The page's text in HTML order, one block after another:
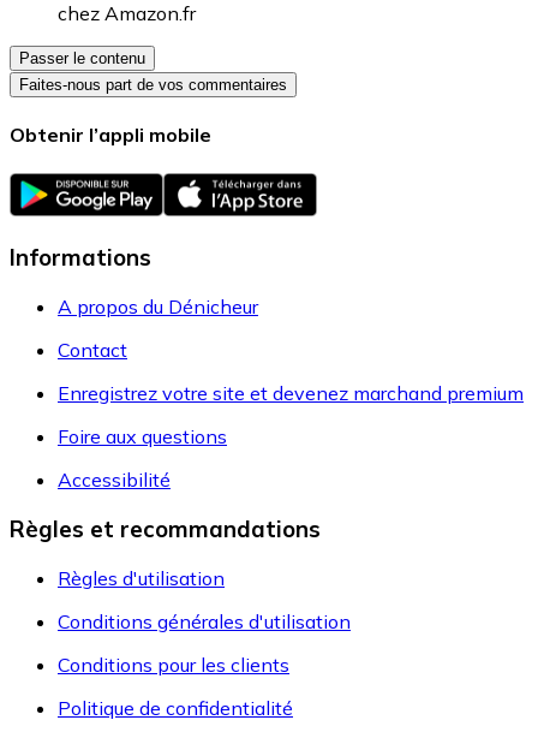
chez Amazon.fr
Passer le contenu
Faites-nous part de vos commentaires
Obtenir l’appli mobile
Informations
A propos du Dénicheur
Contact
Enregistrez votre site et devenez marchand premium
Foire aux questions
Accessibilité
Règles et recommandations
Règles d'utilisation
Conditions générales d'utilisation
Conditions pour les clients
Politique de confidentialité